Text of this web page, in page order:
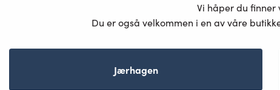
Vi håper du finner
Du er også velkommen i en av våre
Jærhagen